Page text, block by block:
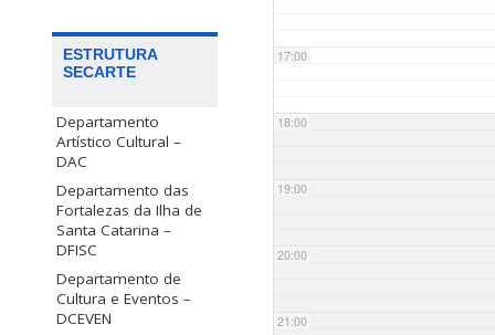
ESTRUTURA
SECARTE
Departamento
Artístico Cultural –
DAC
Departamento das
Fortalezas da Ilha de
Santa Catarina –
DFISC
Departamento de
Cultura e Eventos –
DCEVEN
17:00
18:00
19:00
20:00
21:00